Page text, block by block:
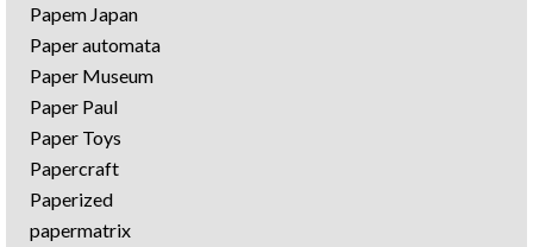
Papem Japan
Paper automata
Paper Museum
Paper Paul
Paper Toys
Papercraft
Paperized
papermatrix